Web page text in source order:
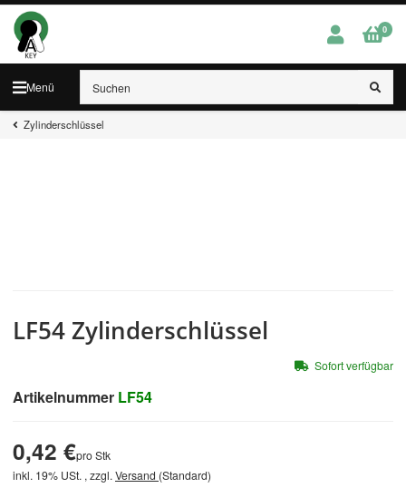
Menü
0
Zylinderschlüssel
LF54 Zylinderschlüssel
Artikelnummer LF54
0,42 €pro Stk
inkl. 19% USt. , zzgl. Versand (Standard)
Sofort verfügbar